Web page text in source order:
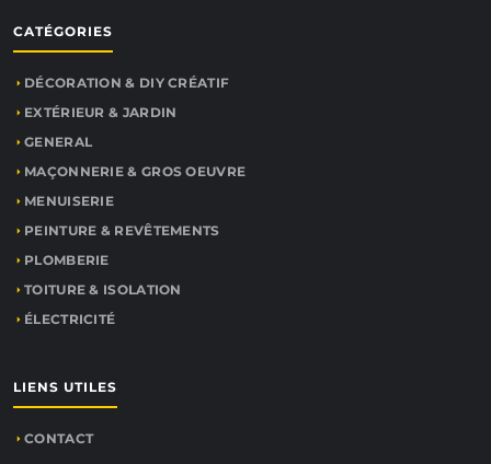
CATÉGORIES
DÉCORATION & DIY CRÉATIF
EXTÉRIEUR & JARDIN
GENERAL
MAÇONNERIE & GROS OEUVRE
MENUISERIE
PEINTURE & REVÊTEMENTS
PLOMBERIE
TOITURE & ISOLATION
ÉLECTRICITÉ
LIENS UTILES
CONTACT